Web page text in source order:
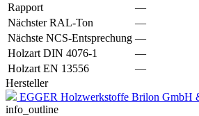
Rapport
—
Nächster RAL-Ton
—
Nächste NCS-Entsprechung —
Holzart DIN 4076-1
—
Holzart EN 13556
—
Hersteller
EGGER Holzwerkstoffe Brilon GmbH
info_outline